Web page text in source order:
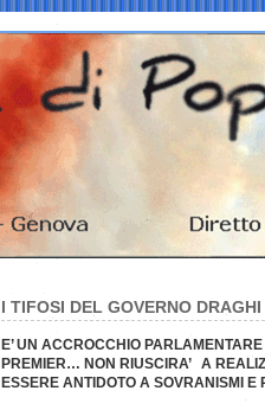
I TIFOSI DEL GOVERNO
E’ UN ACCROCCHIO
PREMIER… NON RIUSCIRA’ A
ESSERE ANTIDOTO A SOVRANISMI E